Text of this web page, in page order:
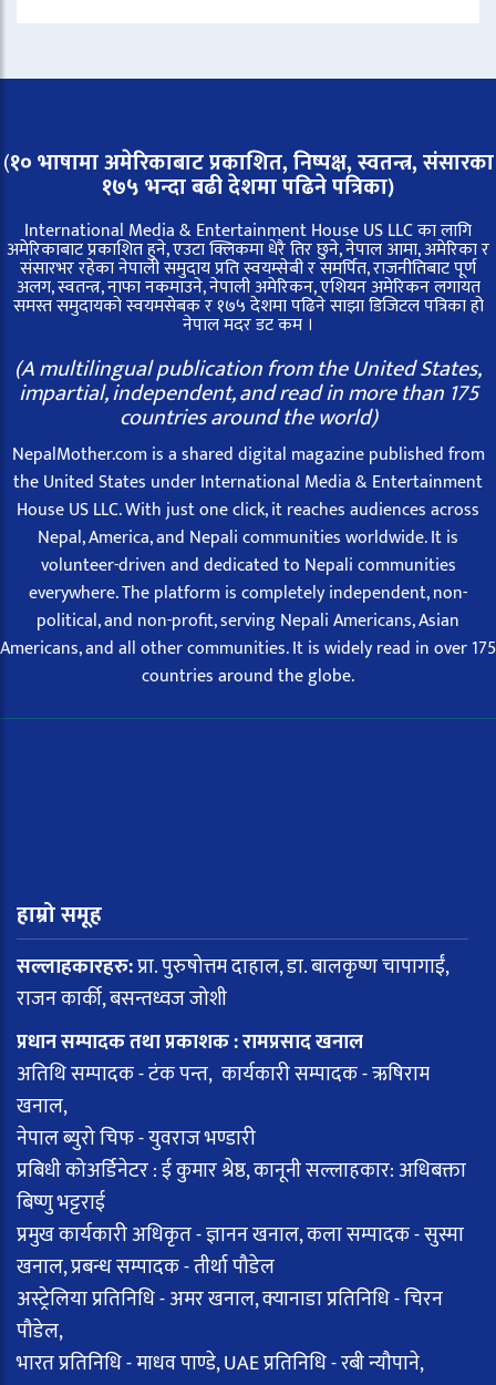
(१० भाषामा अमेरिकाबाट प्रकाशित, निष्पक्ष, स्वतन्त्र,संसारका
१७५ भन्दा बढी देशमा पढिने पत्रिका)
International Media & Entertainment House US LLC का लागि
अमेरिकाबाट प्रकाशित हुने, एउटा क्लिकमा धेरै तिर छुने, नेपाल आमा, अमेरिका र
संसारभर रहेका नेपाली समुदाय प्रति स्वयम्सेबी र समर्पित, राजनीतिबाट पूर्ण
अलग, स्वतन्त्र, नाफा नकमाउने, नेपाली अमेरिकन, एशियन अमेरिकन लगायत
समस्त समुदायको स्वयमसेबक र १७५ देशमा पढिने साझा डिजिटल पत्रिका हो
नेपाल मदर डट कम ।
(A multilingual publication from the United States,
impartial, independent, and read in more than 175
countries around the world)
NepalMother.com is a shared digital magazine published from
the United States under International Media & Entertainment
House US LLC. With just one click, it reaches audiences across
Nepal, America, and Nepali communities worldwide. It is
volunteer-driven and dedicated to Nepali communities
everywhere. The platform is completely independent, non-
political, and non-profit, serving Nepali Americans, Asian
Americans, and all other communities. It is widely read in over 175
countries around the globe.
हाम्रो समूह
सल्लाहकारहरु:प्रा. पुरुषोत्तम दाहाल, डा. बालकृष्ण चापागाईं,
राजन कार्की, बसन्तध्वज जोशी
प्रधान सम्पादक तथा प्रकाशक : रामप्रसाद खनाल
अतिथि सम्पादक - टंक पन्त, कार्यकारी सम्पादक - ऋषिराम
खनाल,
नेपाल ब्युरो चिफ - युवराज भण्डारी
प्रबिधी कोअर्डिनेटर : ई कुमार श्रेष्ठ, कानूनी सल्लाहकार: अधिबक्ता
बिष्णु भट्टराई
प्रमुख कार्यकारी अधिकृत - ज्ञानन खनाल, कला सम्पादक - सुस्मा
खनाल, प्रबन्ध सम्पादक - तीर्था पौडेल
अस्ट्रेलिया प्रतिनिधि - अमर खनाल, क्यानाडा प्रतिनिधि - चिरन
पौडेल,
भारत प्रतिनिधि - माधव पाण्डे, UAE प्रतिनिधि - रबी न्यौपाने,